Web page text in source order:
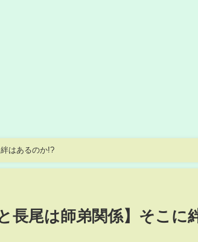
はあるのか!?
長尾は師弟関係】そこに